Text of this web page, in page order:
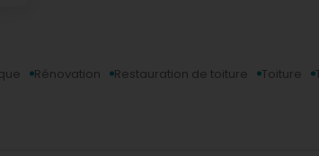
Rénovation Restauration de toiture Toiture